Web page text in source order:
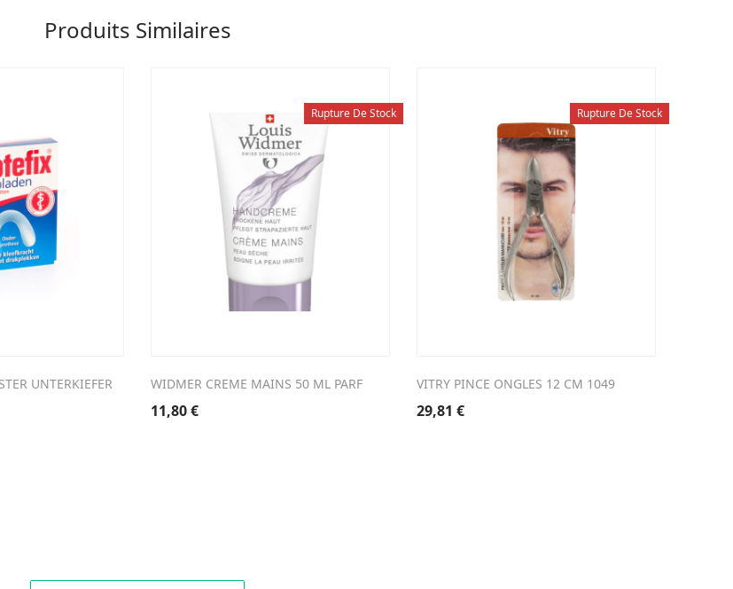
Produits Similaires
UNTERKIEFER
Rupture De Stock
WIDMER CREME MAINS 50 ML PARF
11,80€
Rupture De Stock
VITRY PINCE ONGLES 12 CM 1049
29,81 €